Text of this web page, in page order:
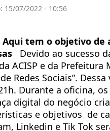
15/07/2022 - 10:56
Aqui tem o objetivo
Devido ao sucesso
ACISP e da
Redes Sociais”.
Durante a oficina,
digital do negócio
e objetivos de
Linkedin e Tik Tok